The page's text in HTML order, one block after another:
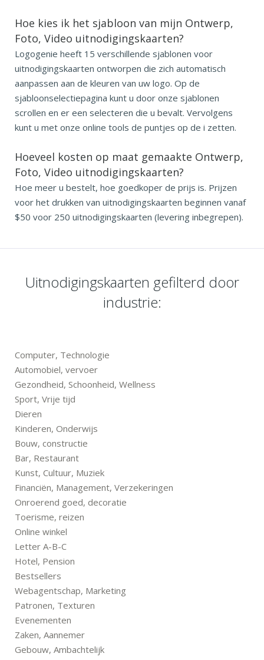
Hoe kies ik het sjabloon van mijn Ontwerp,
Foto, Video uitnodigingskaarten?
Logogenie heeft 15 verschillende sjablonen voor
uitnodigingskaarten ontworpen die zich automatisch
aanpassen aan de kleuren van uw logo. Op de
sjabloonselectiepagina kunt u door onze sjablonen
scrollen en er een selecteren die u bevalt. Vervolgens
kunt u met onze online tools de puntjes op de i zetten.
Hoeveel kosten op maat gemaakte Ontwerp,
Foto, Video uitnodigingskaarten?
Hoe meer u bestelt, hoe goedkoper de prijs is. Prijzen
voor het drukken van uitnodigingskaarten beginnen vanaf
$50 voor 250 uitnodigingskaarten (levering inbegrepen).
Uitnodigingskaarten gefilterd door
industrie:
Computer, Technologie
Automobiel, vervoer
Gezondheid, Schoonheid, Wellness
Sport, Vrije tijd
Dieren
Kinderen, Onderwijs
Bouw, constructie
Bar, Restaurant
Kunst, Cultuur, Muziek
Financiën, Management, Verzekeringen
Onroerend goed, decoratie
Toerisme, reizen
Online winkel
Letter A-B-C
Hotel, Pension
Bestsellers
Webagentschap, Marketing
Patronen, Texturen
Evenementen
Zaken, Aannemer
Gebouw, Ambachtelijk